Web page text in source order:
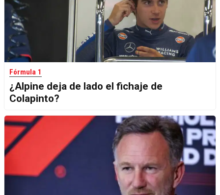
Fórmula 1
¿Alpine deja de lado el fichaje de
Colapinto?